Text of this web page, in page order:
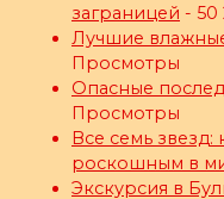
заграницей - 50
Лучшие
Просмотры
Опасные
Просмотры
Все семь
роскошным в
Экскурсия в